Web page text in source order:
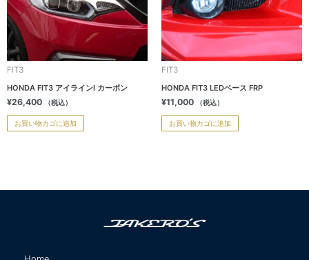
FIT3
HONDA FIT3 アイラインI カーボン
¥26,400 （税込）
お買い物カゴに追加
FIT3
HONDA FIT3 LEDベース FRP
¥11,000 （税込）
お買い物カゴに追加